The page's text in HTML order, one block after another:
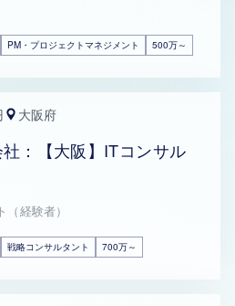
PM・プロジェクトマネジメント 500万～
大阪府
：【大阪】ITコンサル
（経験者）
戦略コンサルタント 700万～